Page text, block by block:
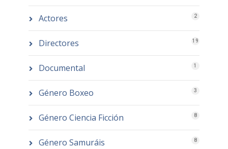
Actores 2
Directores 19
Documental 1
Género Boxeo 3
Género Ciencia Ficción 8
Género Samuráis 8